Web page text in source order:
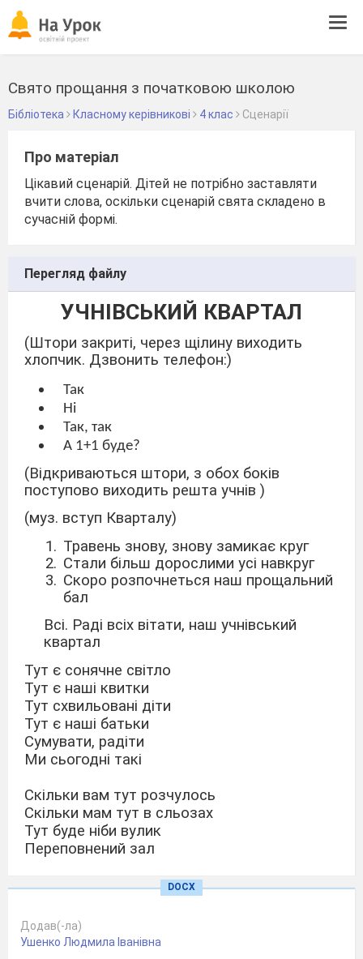
Свято прощання з початковою школою
Бібліотека Класному керівникові 4 клас Сценарії
Про матеріал
Цікавий сценарій. Дітей не потрібно заставляти
вчити слова, оскільки сценарій свята складено в
сучасній формі.
Перегляд файлу
УЧНІВСЬКИЙ КВАРТАЛ
(Штори закриті, через щілину виходить
хлопчик. Дзвонить телефон:)
Так
Ні
Так, так
А 1+1 буде?
(Відкриваються штори, з обох боків
поступово виходить решта учнів )
(муз. вступ Кварталу)
Травень знову, знову замикає круг
Стали більш дорослими усі навкруг
Скоро розпочнеться наш прощальний
бал
Всі. Раді всіх вітати, наш учнівський
квартал
Тут є сонячне світло
Тут є наші квитки
Тут схвильовані діти
Тут є наші батьки
Сумувати, радіти
Ми сьогодні такі
Скільки вам тут розчулось
Скільки мам тут в сльозах
Тут буде ніби вулик
Переповнений зал
Наш учнівський квартал.
Ведуча.
нашому учнівському кварталі!
DOCX
Додав(-ла)
Ушенко Людмила Іванівна